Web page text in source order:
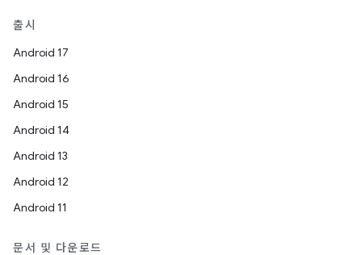
출시
Android 17
Android 16
Android 15
Android 14
Android 13
Android 12
Android 11
문서 및 다운로드